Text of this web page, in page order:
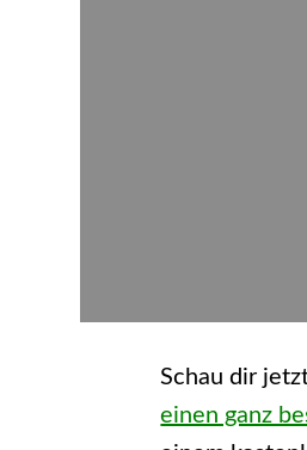
Schau dir
einen ganz